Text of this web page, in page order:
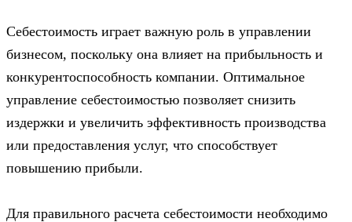
Себестоимость играет важную роль в управлении
бизнесом, поскольку она влияет на прибыльность и
конкурентоспособность компании. Оптимальное
управление себестоимостью позволяет снизить
издержки и увеличить эффективность производства
или предоставления услуг, что способствует
повышению прибыли.
Для правильного расчета себестоимости необходимо